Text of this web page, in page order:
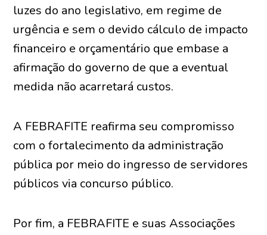
luzes do ano legislativo, em regime de
urgência e sem o devido cálculo de impacto
financeiro e orçamentário que embase a
afirmação do governo de que a eventual
medida não acarretará custos.
A FEBRAFITE reafirma seu compromisso
com o fortalecimento da administração
pública por meio do ingresso de servidores
públicos via concurso público.
Por fim, a FEBRAFITE e suas Associações